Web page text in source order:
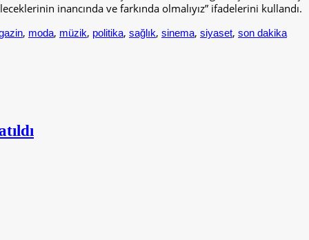
inancında ve farkında olmalıyız” ifadelerini kullandı.
, moda, müzik, politika, sağlık, sinema, siyaset, son dakika